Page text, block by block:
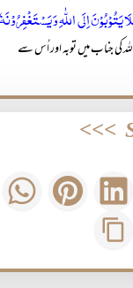
یَتُوۡبُوۡنَ اِلَی اللّٰہِ وَ
کی جناب میں توبہ اور اُس سے
>>>